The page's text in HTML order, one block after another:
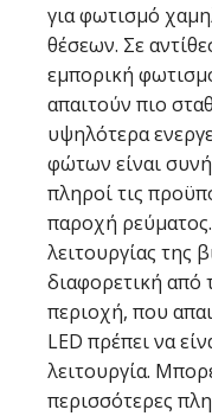
για φωτισμό
θέσεων. Σε
εμπορική
απαιτούν πιο
υψηλότερα
φώτων είναι
πληροί τις
παροχή
λειτουργίας της
διαφορετική από
περιοχή, που
LED πρέπει να
λειτουργία.
περισσότερες